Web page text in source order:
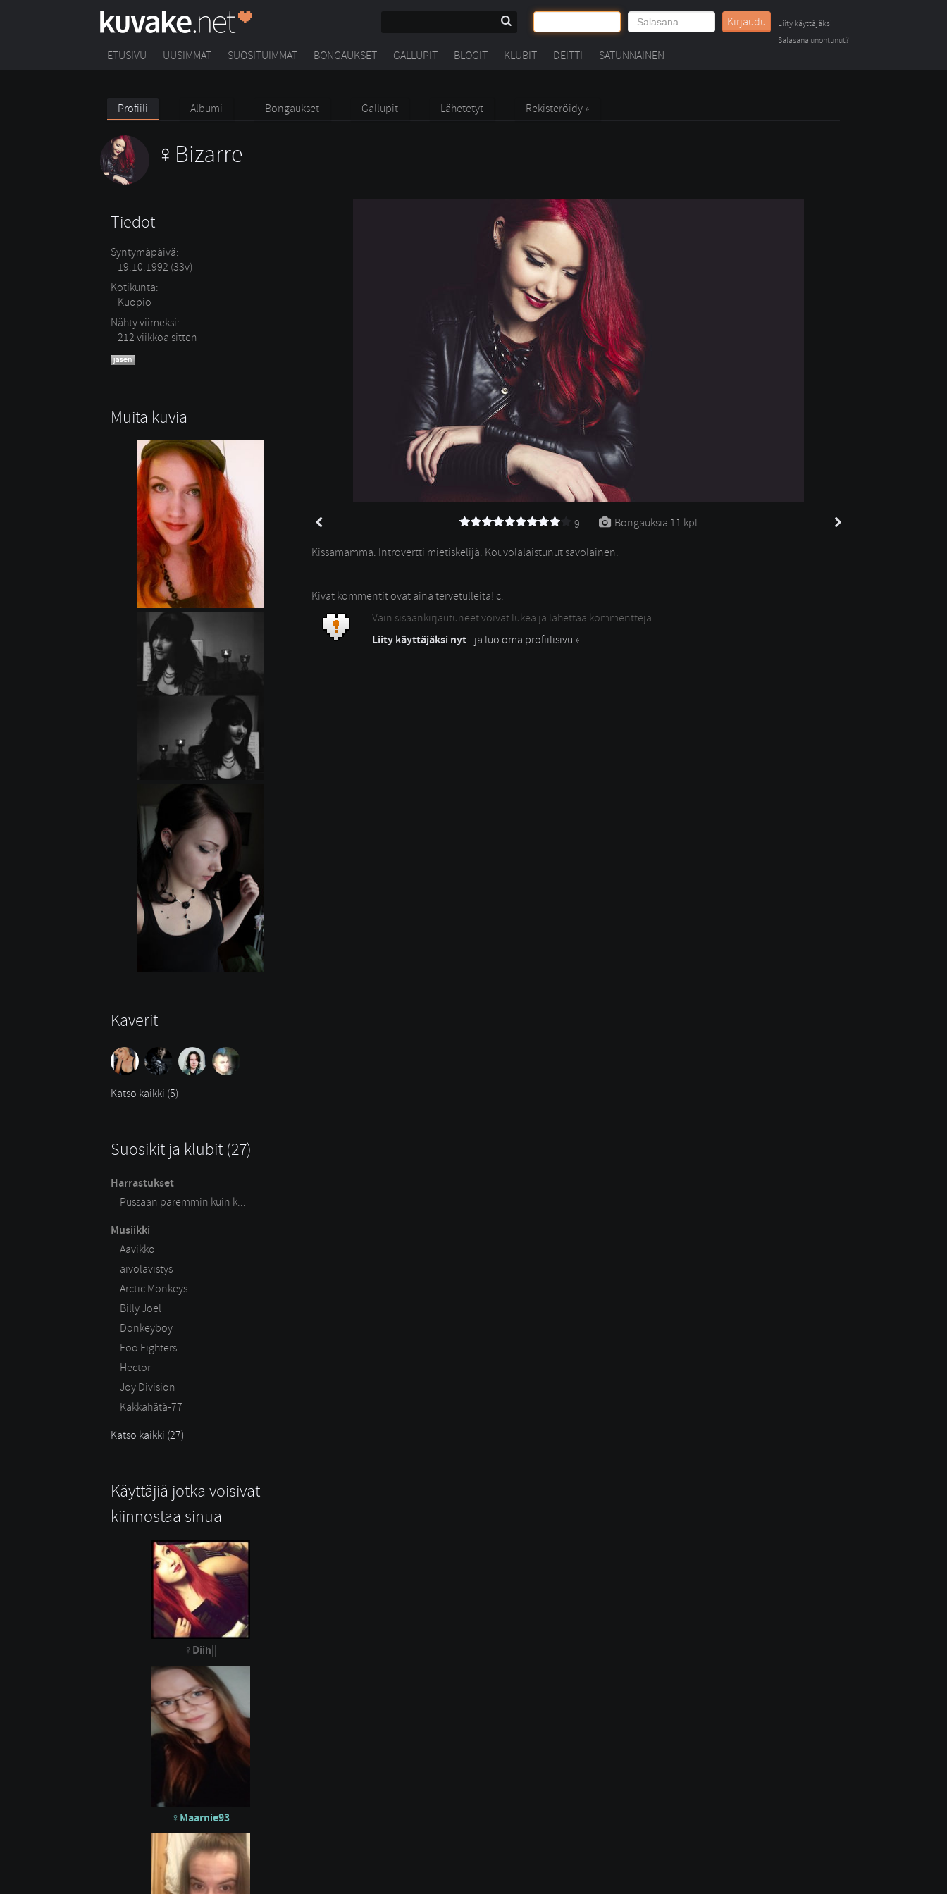
Kirjaudu
Liity käyttäjäksi
Salasana unohtunut?
ETUSIVU UUSIMMAT SUOSITUIMMAT BONGAUKSET GALLUPIT BLOGIT KLUBIT DEITTI SATUNNAINEN
Profiili Albumi Bongaukset Gallupit Lähetetyt Rekisteröidy »
Bizarre
Tiedot
Syntymäpäivä:
19.10.1992 (33v)
Kotikunta:
Kuopio
Nähty viimeksi:
212 viikkoa sitten
Muita kuvia
Kaverit
Katso kaikki (5)
Suosikit ja klubit (27)
Harrastukset
Pussaan paremmin kuin k...
Musiikki
Aavikko
aivolävistys
Arctic Monkeys
Billy Joel
Donkeyboy
Foo Fighters
Hector
Joy Division
Kakkahätä-77
Katso kaikki (27)
Käyttäjiä jotka voisivat
kiinnostaa sinua
Diih||
Maarnie93
9 Bongauksia 11 kpl
Kissamamma. Introvertti mietiskelijä. Kouvolalaistunut savolainen.
Kivat kommentit ovat aina tervetulleita! c:
Vain sisäänkirjautuneet voivat lukea ja lähettää kommentteja.
Liity käyttäjäksi nyt- ja luo oma profiilisivu »